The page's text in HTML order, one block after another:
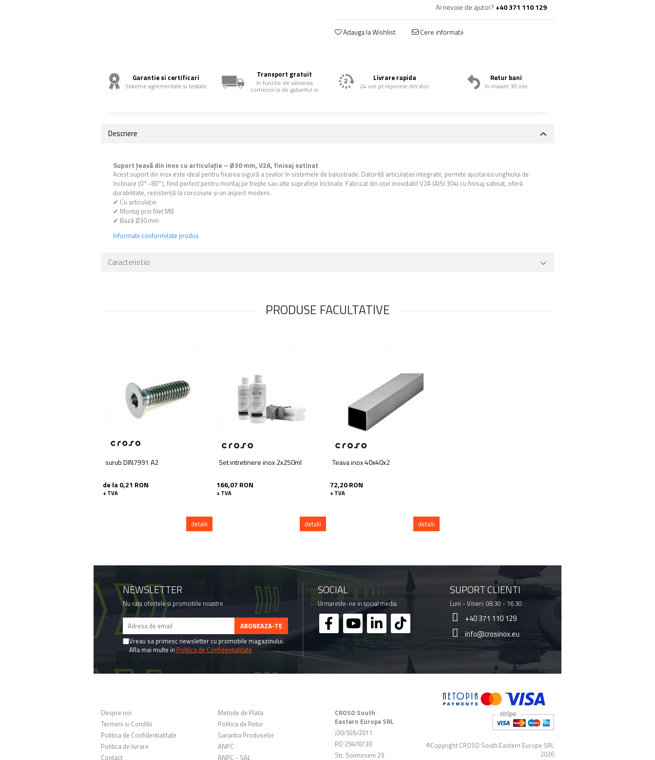
Ai nevoie de ajutor? +40 371 110 129
Adauga la Wishlist Cere informatii
Garantie si certificari
Sisteme agrementate si testate
Transport gratuit
In functie de valoarea
comenzii si de gabaritul ei
Livrare rapida
24 ore pt reperele din stoc
Retur bani
In maxim 30 zile
Descriere
Suport țeavă din inox cu articulație – Ø30 mm, V2A, finisaj satinat
Acest suport din inox este ideal pentru fixarea sigură a țevilor în sistemele de balustrade. Datorită articulației integrate, permite ajustarea unghiului de
înclinare (0°–80°), fiind perfect pentru montaj pe trepte sau alte suprafețe înclinate. Fabricat din oțel inoxidabil V2A (AISI 304) cu finisaj satinat, oferă
durabilitate, rezistență la coroziune și un aspect modern.
✔ Cu articulație
✔ Montaj prin filet M8
✔ Bază Ø30 mm
Informatii conformitate produs
Caracteristici
PRODUSE FACULTATIVE
surub DIN7991 A2
de la 0,21 RON
+ TVA
detalii
Set intretinere inox 2x250ml
166,07 RON
+ TVA
detalii
Teava inox 40x40x2
72,20 RON
+ TVA
detalii
NEWSLETTER
Nu rata ofertele si promotiile noastre
Vreau sa primesc newsletter cu promotiile magazinului.
Afla mai multe in Politica de Confidentialitate
SOCIAL
Urmareste-ne in social media
SUPORT CLIENTI
Luni - Vineri: 08.30 - 16.30
+40 371 110 129
info@crosinox.eu
Despre noi
Termeni si Conditii
Politica de Confidentialitate
Politica de livrare
Contact
Metode de Plata
Politica de Retur
Garantia Produselor
ANPC
ANPC - SAL
CROSO South
Eastern Europe SRL
J30/926/2011
RO 29478730
Str. Soimoseni 29
©Copyright CROSO South Eastern Europe SRL
2026